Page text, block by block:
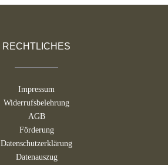
RECHTLICHES
Impressum
Widerrufsbelehrung
AGB
Förderung
Datenschutzerklärung
Datenauszug